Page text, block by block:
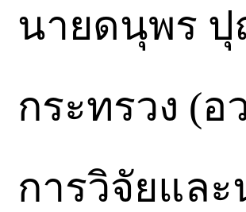
นายดนุพร
กระทรวง (
การวิจัยแล